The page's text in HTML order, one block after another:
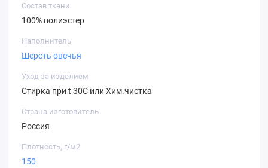
Состав ткани
100% полиэстер
Наполнитель
Шерсть овечья
Уход за изделием
Стирка при t 30C или Хим.чистка
Страна изготовитель
Россия
Плотность, г/м2
150